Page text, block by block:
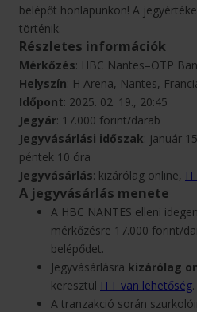
belépőt honlapunkon! A
történik.
Részletes információk
Mérkőzés: HBC Nantes–OTP
Helyszín: H Arena, Nantes,
Időpont: 2025. 02. 19., 20:45
Jegyár: 17.000 forint/darab
Jegyvásárlási időszak: január
péntek 10 óra
Jegyvásárlás: kizárólag online,
A jegyvásárlás menete
A HBC NANTES elleni
mérkőzésre 17.000 forint/
belépődet.
Jegyvásárlásra kizárólag
keresztül ITT van lehetőség.
A tranzakció során